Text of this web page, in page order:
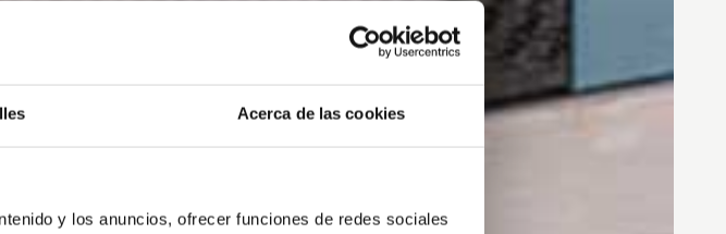
Acerca de las cookies
y los anuncios, ofrecer funciones de redes sociales